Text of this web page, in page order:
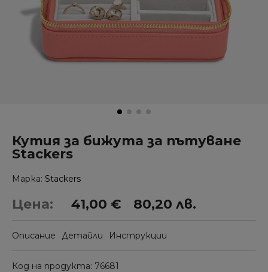
Кутия за бижута за пътуване
Stackers
Марка Stackers
Цена: 41,00 € 80,20 лв.
Описание Детайли Инструкции
Код на продукта 76681